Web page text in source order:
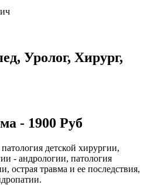
Уролог, Хирург,
- 1900 Руб
детской хирургии,
- андрологии, патология
острая травма и ее последствия,